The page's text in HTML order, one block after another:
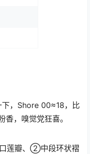
下，Shore 00≈18，比
，嗅觉党狂喜。
莲瓣、②中段环状褶